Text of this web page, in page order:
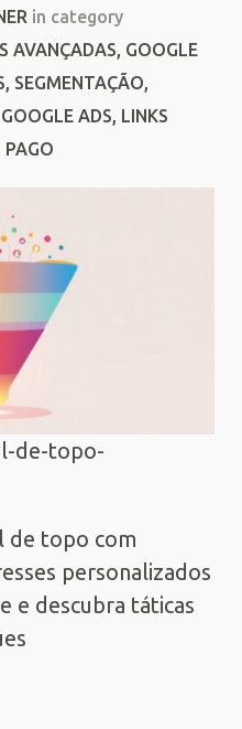
in category
AVANÇADAS, GOOGLE
, SEGMENTAÇÃO,
GOOGLE ADS, LINKS
PAGO
de-topo-
de topo com
personalizados
e descubra táticas